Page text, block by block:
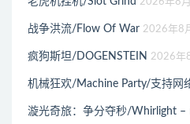
2026年8
战争洪流/Flow Of War 2026年8
疯狗斯坦/DOGENSTEIN 2026年
机械狂欢/Machine Party/支持网
漩光奇旅：争分夺秒/Whirlight –